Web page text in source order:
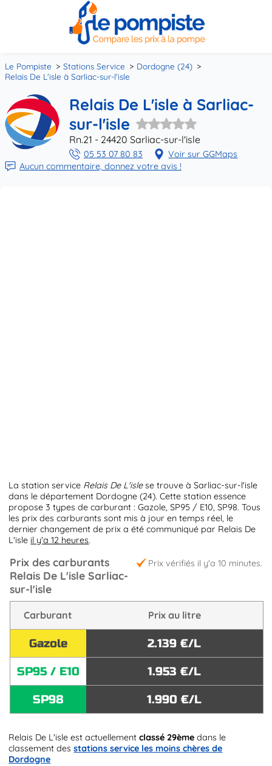
Le Pompiste Stations Service
Dordogne (24)
Relais De L'isle à Sarliac-sur-l'isle
Relais De L'isle à Sarliac-
sur-l'isle
Rn.21 - 24420 Sarliac-sur-l'isle
05 53 07 80 83
Voir sur GGMaps
Aucun commentaire, donnez votre avis !
La station service Relais De L'islese trouve à Sarliac-sur-l'isle
dans le département Dordogne (24). Cette station essence
propose 3 types de carburant : Gazole, SP95 / E10, SP98. Tous
les prix des carburants sont mis à jour en temps réel, le
dernier changement de prix a été communiqué par Relais De
L'isle il y'a 12 heures.
Prix vérifiés il y'a 10 minutes.
Prix des carburants
Relais De L'isle Sarliac-
sur-l'isle
Carburant Prix au litre
Gazole
2.139 €/L
SP95 / E10
1.953 €/L
SP98
1.990 €/L
Relais De L'isle est actuellementclassé 29ème dans le
classement desstations service les moins chères de
Dordogne